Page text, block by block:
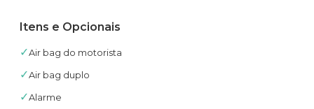
Itens e Opcionais
✓Air bag do motorista
✓Air bag duplo
✓Alarme